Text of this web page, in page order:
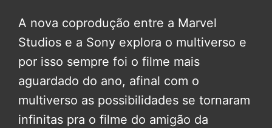
A nova coprodução entre a Marvel
Studios e a Sony explora o multiverso e
por isso sempre foi o filme mais
aguardado do ano, afinal com o
multiverso as possibilidades se tornaram
infinitas pra o filme do amigão da